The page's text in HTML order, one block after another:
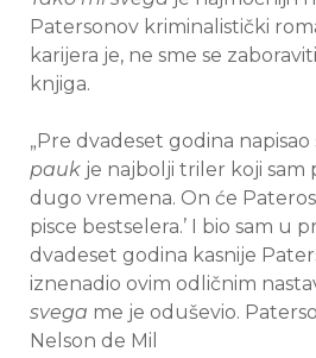
Patersonov kriminalistički
karijera je, ne sme se
knjiga.
„Pre dvadeset godina napisao
pauk je najbolji triler koji sam
dugo vremena. On će
pisce bestselera.’ I bio sam u
dvadeset godina kasnije
iznenadio ovim odličnim
svega me je oduševio.
Nelson de Mil